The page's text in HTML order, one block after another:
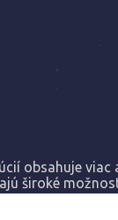
obsahuje viac
široké